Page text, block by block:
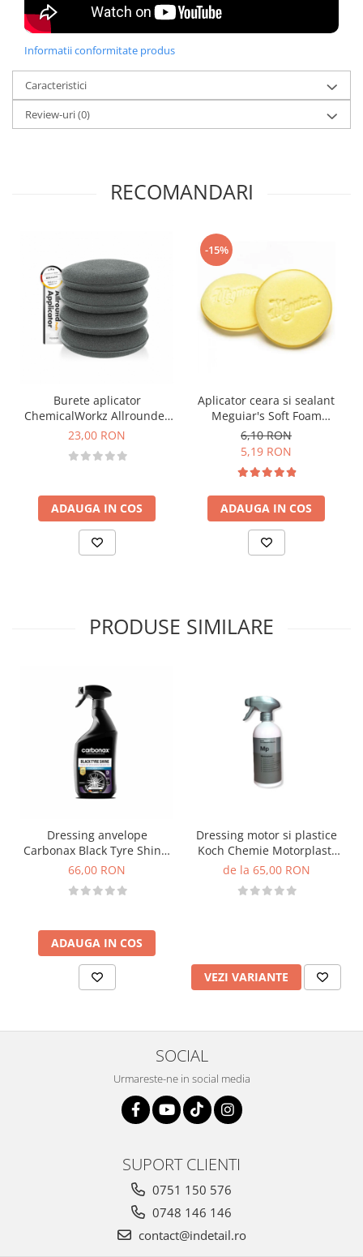
Informatii conformitate produs
Caracteristici
Review-uri(0)
RECOMANDARI
Burete aplicator
ChemicalWorkz Allrounder
Hand Applicator, negru, set
23,00 RON
ADAUGA IN COS
-15%
Aplicator ceara si sealant
Meguiar's Soft Foam
Applicator Pad 101mm
6,10 RON
5,19 RON
ADAUGA IN COS
PRODUSE SIMILARE
Dressing anvelope
Carbonax Black Tyre Shine,
720ml
66,00 RON
ADAUGA IN COS
Dressing motor si plastice
Koch Chemie Motorplast,
Mp
de la 65,00 RON
VEZI VARIANTE
SOCIAL
Urmareste-ne in social media
SUPORT CLIENTI
0751 150 576
0748 146 146
contact@indetail.ro